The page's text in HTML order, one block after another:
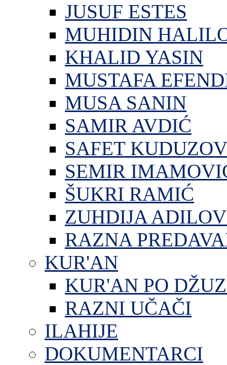
JUSUF ESTES
MUHIDIN
KHALID YASIN
MUSTAFA
MUSA SANIN
SAMIR AVDIĆ
SAFET
SEMIR
ŠUKRI RAMIĆ
ZUHDIJA
RAZNA
KUR'AN
KUR'AN PO
RAZNI UČAČI
ILAHIJE
DOKUMENTARCI